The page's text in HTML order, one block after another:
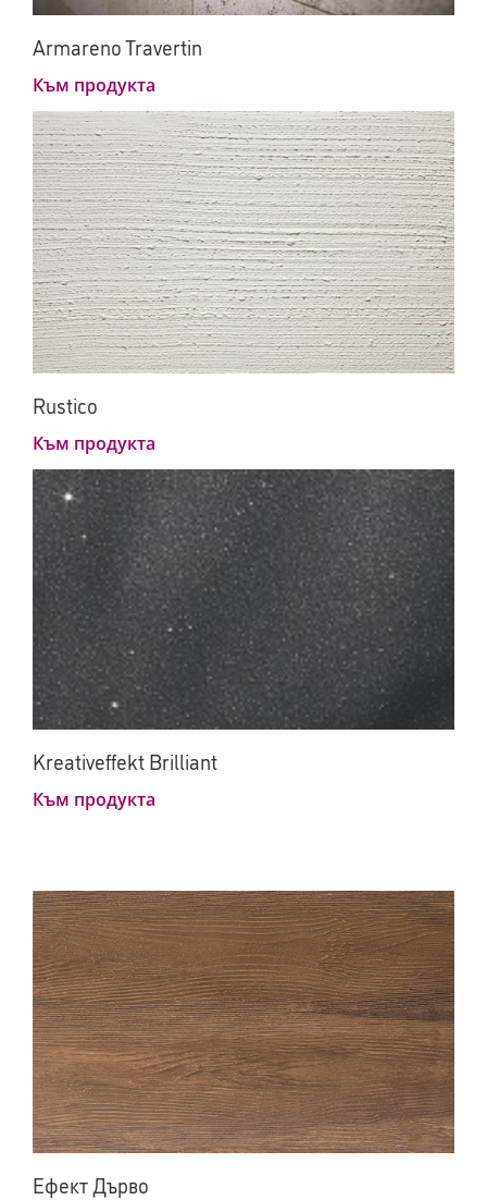
Armareno Travertin
Към продукта
Rustico
Към продукта
Kreativeffekt Brilliant
Към продукта
Ефект Дърво